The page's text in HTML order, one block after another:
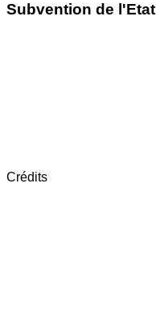
Subvention de l'Etat
Crédits